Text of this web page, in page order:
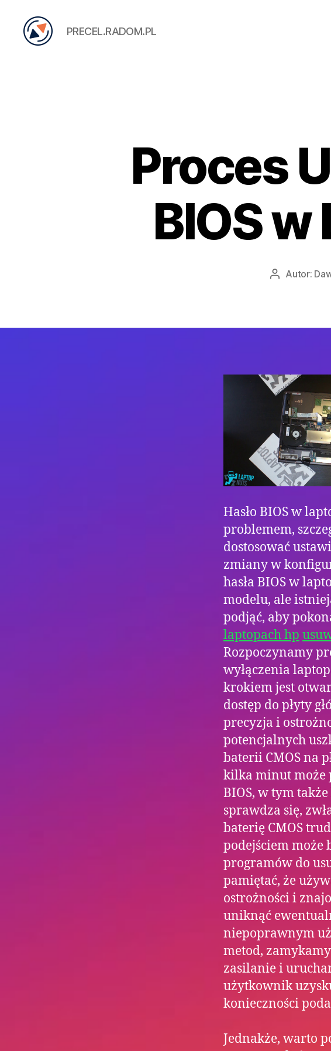
PRECEL.RADOM.PL
Proces
BIOS
AutorAutor:
Hasło BIOS w
problemem,
dostosować
zmiany w
hasła BIOS w
modelu, ale
podjąć, aby
laptopach hp
Rozpoczynamy
wyłączenia
krokiem jest
dostęp do płyty
precyzja i
potencjalnych
baterii CMOS na
kilka minut może
BIOS, w tym
sprawdza się,
baterię CMOS
podejściem może
programów do
pamiętać, że
ostrożności i
uniknąć
niepoprawnym
metod,
zasilanie i
użytkownik
konieczności
Jednakże, warto